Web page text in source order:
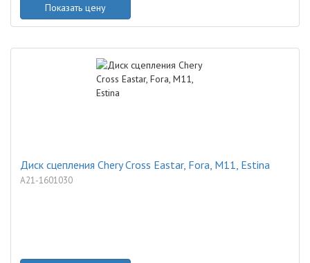
Показать цену
Диск сцепления Chery Cross Eastar, Fora, M11, Estina
A21-1601030